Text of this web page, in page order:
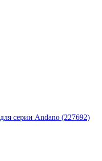
серии Andano (227692)